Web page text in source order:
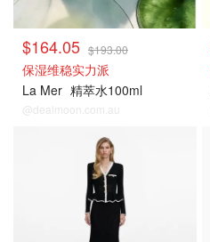
$164.05 $193.00
保湿维稳实力派
La Mer 精萃水100ml
@dealmoon.com.au